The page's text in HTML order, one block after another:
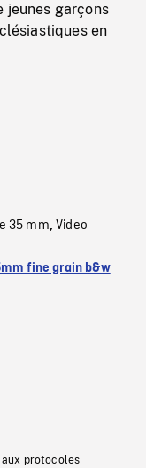
jeunes garçons
en
35 mm,Video
fine grain b&w
aux protocoles